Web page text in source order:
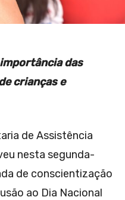
das
crianças e
de Assistência
nesta segunda-
de conscientização
ao Dia Nacional